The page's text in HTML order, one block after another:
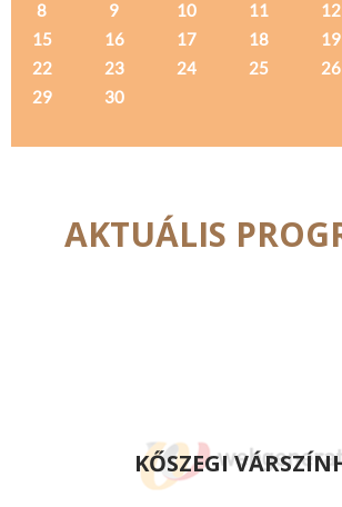
8
9 10 11 12
15
16 17 18 19
22
23 24 25 26
29
30
AKTUÁLIS
KŐSZEGI